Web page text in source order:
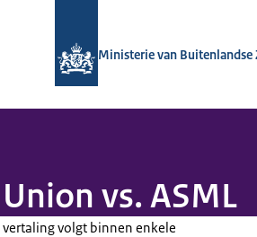
Ministerie van Buitenlandse
vs. ASML
vertaling volgt binnen enkele